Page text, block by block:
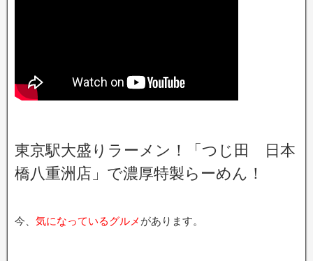
東京駅大盛りラーメン！「つじ田 日本
橋八重洲店」で濃厚特製らーめん！
今、 気になっているグルメ があります。